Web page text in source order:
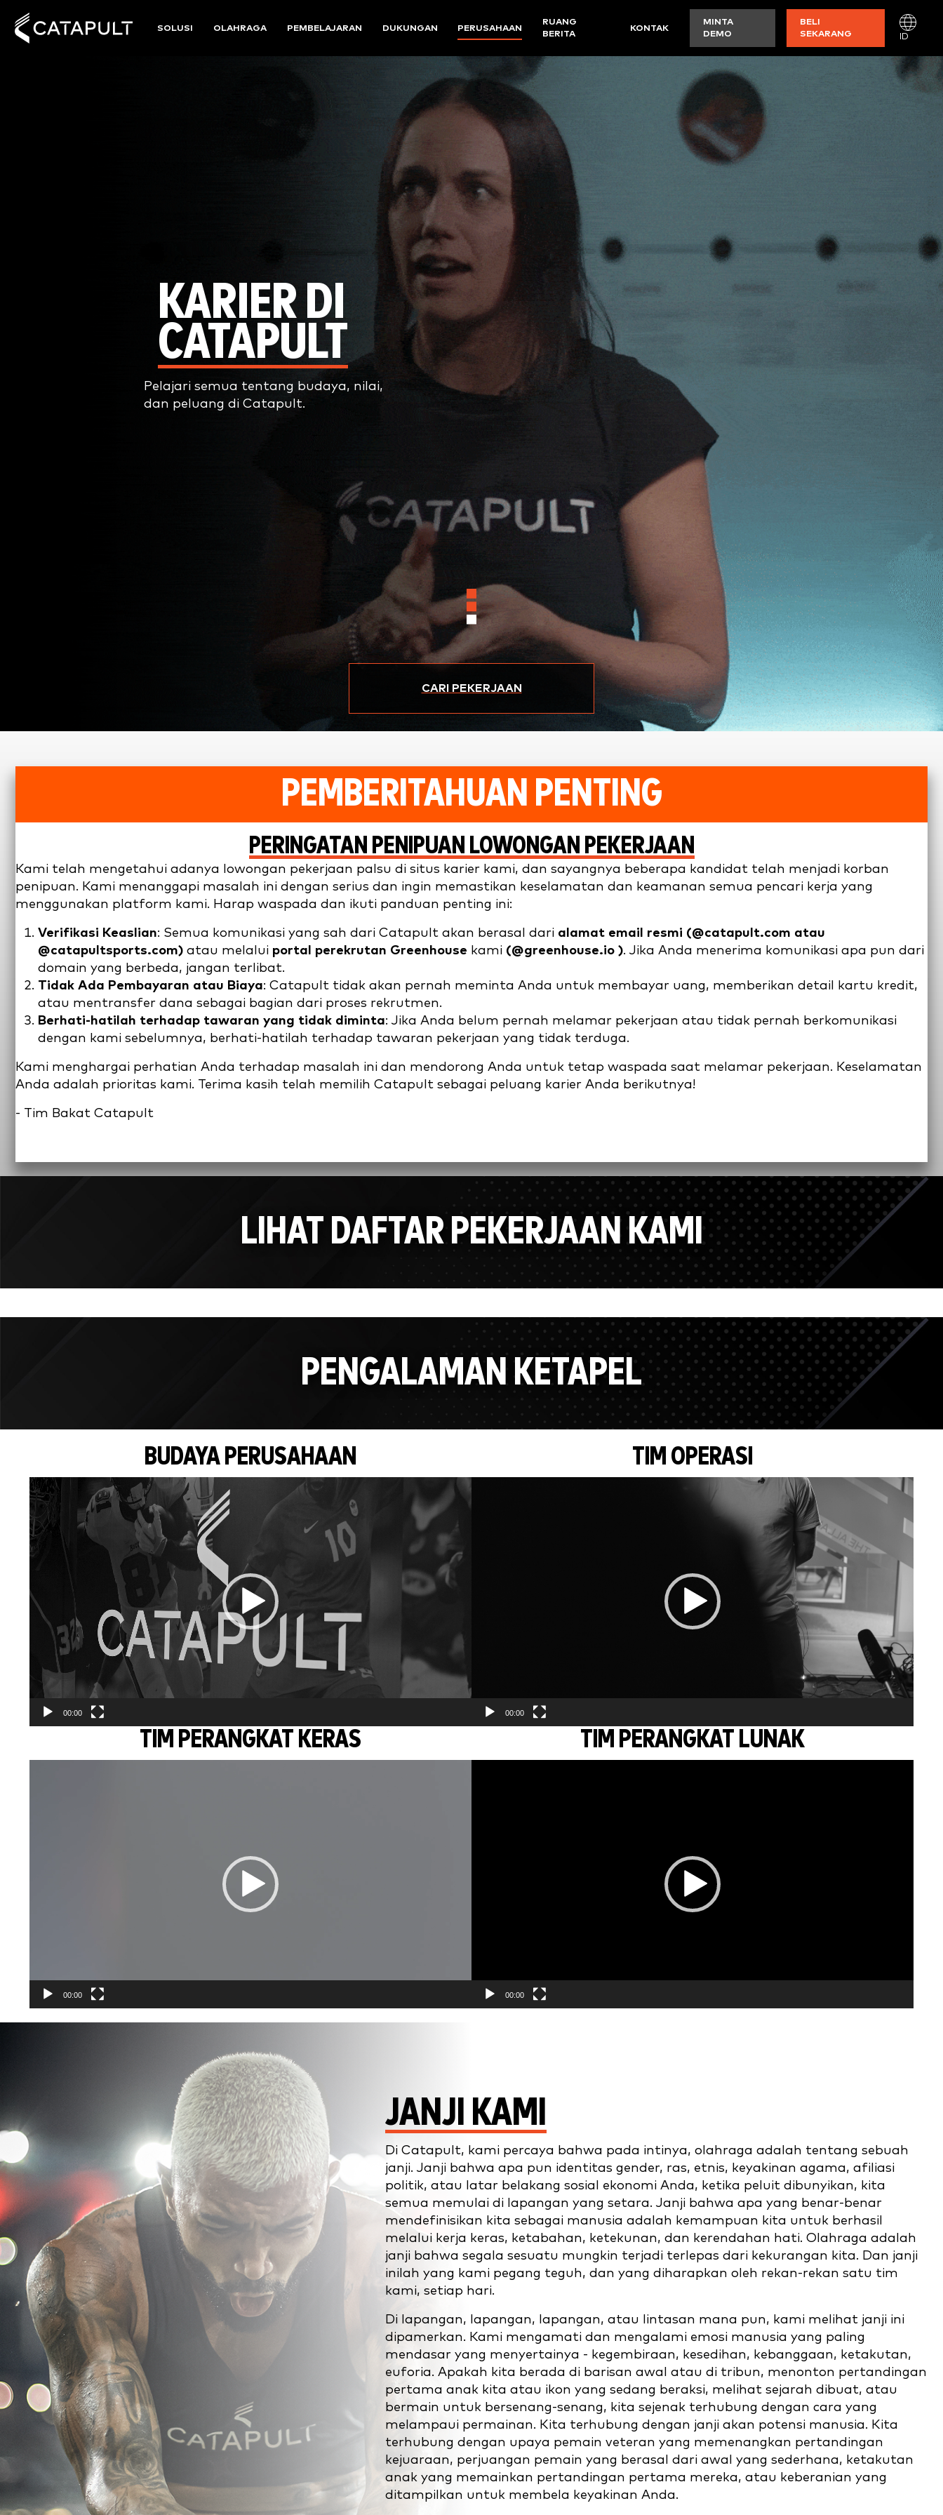
SOLUSI OLAHRAGA PEMBELAJARAN DUKUNGAN PERUSAHAAN
RUANG
BERITA
KONTAK
MINTA
DEMO
BELI
SEKARANG
ID
KARIER DI
CATAPULT
Pelajari semua tentang budaya, nilai,
dan peluang di Catapult.
CARI PEKERJAAN
PEMBERITAHUAN PENTING
PERINGATAN PENIPUAN LOWONGAN PEKERJAAN
Kami telah mengetahui adanya lowongan pekerjaan palsu di situs karier kami, dan sayangnya beberapa kandidat telah menjadi korban
penipuan. Kami menanggapi masalah ini dengan serius dan ingin memastikan keselamatan dan keamanan semua pencari kerja yang
menggunakan platform kami. Harap waspada dan ikuti panduan penting ini:
Verifikasi Keaslian: Semua komunikasi yang sah dari Catapult akan berasal dari alamat email resmi (@catapult.com atau
@catapultsports.com) atau melalui portal perekrutan Greenhouse kami (@greenhouse.io ). Jika Anda menerima komunikasi apa pun dari
domain yang berbeda, jangan terlibat.
Tidak Ada Pembayaran atau Biaya: Catapult tidak akan pernah meminta Anda untuk membayar uang, memberikan detail kartu kredit,
atau mentransfer dana sebagai bagian dari proses rekrutmen.
Berhati-hatilah terhadap tawaran yang tidak diminta: Jika Anda belum pernah melamar pekerjaan atau tidak pernah berkomunikasi
dengan kami sebelumnya, berhati-hatilah terhadap tawaran pekerjaan yang tidak terduga.
Kami menghargai perhatian Anda terhadap masalah ini dan mendorong Anda untuk tetap waspada saat melamar pekerjaan. Keselamatan
Anda adalah prioritas kami. Terima kasih telah memilih Catapult sebagai peluang karier Anda berikutnya!
- Tim Bakat Catapult
LIHAT DAFTAR PEKERJAAN KAMI
PENGALAMAN KETAPEL
BUDAYA PERUSAHAAN
Video
Player
00:00
TIM OPERASI
00:00
TIM PERANGKAT KERAS
00:00
TIM PERANGKAT LUNAK
00:00
JANJI KAMI
Di Catapult, kami percaya bahwa pada intinya, olahraga adalah tentang sebuah
janji. Janji bahwa apa pun identitas gender, ras, etnis, keyakinan agama, afiliasi
politik, atau latar belakang sosial ekonomi Anda, ketika peluit dibunyikan, kita
semua memulai di lapangan yang setara. Janji bahwa apa yang benar-benar
mendefinisikan kita sebagai manusia adalah kemampuan kita untuk berhasil
melalui kerja keras, ketabahan, ketekunan, dan kerendahan hati. Olahraga adalah
janji bahwa segala sesuatu mungkin terjadi terlepas dari kekurangan kita. Dan janji
inilah yang kami pegang teguh, dan yang diharapkan oleh rekan-rekan satu tim
kami, setiap hari.
Di lapangan, lapangan, lapangan, atau lintasan mana pun, kami melihat janji ini
dipamerkan. Kami mengamati dan mengalami emosi manusia yang paling
mendasar yang menyertainya - kegembiraan, kesedihan, kebanggaan, ketakutan,
euforia. Apakah kita berada di barisan awal atau di tribun, menonton pertandingan
pertama anak kita atau ikon yang sedang beraksi, melihat sejarah dibuat, atau
bermain untuk bersenang-senang, kita sejenak terhubung dengan cara yang
melampaui permainan. Kita terhubung dengan janji akan potensi manusia. Kita
terhubung dengan upaya pemain veteran yang memenangkan pertandingan
kejuaraan, perjuangan pemain yang berasal dari awal yang sederhana, ketakutan
anak yang memainkan pertandingan pertama mereka, atau keberanian yang
ditampilkan untuk membela keyakinan Anda.